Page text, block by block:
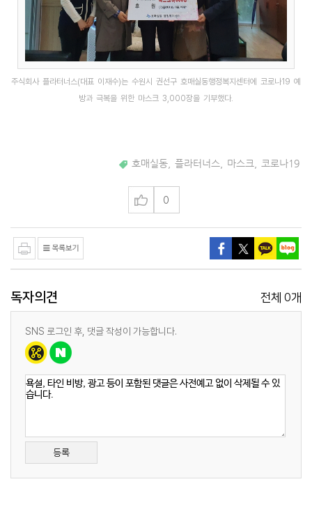
주식회사 플라터너스(대표 이재수)는 수원시 권선구 호매실동행정복지센터에 코로나19 예
방과 극복을 위한 마스크 3,000장을 기부했다.
호매실동 플라터너스 마스크 코로나19
0
독자의견 전체 0개
SNS 로그인 후, 댓글 작성이 가능합니다.
등록